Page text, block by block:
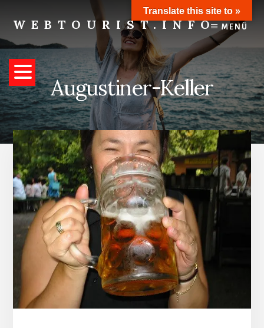
content
WEBTOURIST.INFO
Reisen
MENÜ
Augustiner-Keller
Translate this site to »